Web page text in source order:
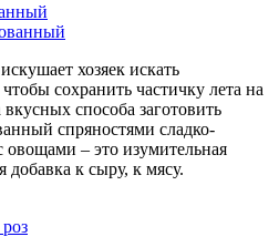
хозяек искать
сохранить частичку лета на
способа заготовить
спряностями сладко-
– это изумительная
добавка к сыру, к мясу.